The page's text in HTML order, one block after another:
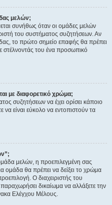
μελών;
συνήθως όταν οι ομάδες μελών
του συστήματος συζητήσεων. Αν
το πρώτο σημείο επαφής θα πρέπει
στέλνοντάς του ένα προσωπικό
με διαφορετικό χρώμα;
συζητήσεων να έχει ορίσει κάποιο
είναι εύκολο να εντοπιστούν τα
μελών, η προεπιλεγμένη σας
ομάδα θα πρέπει να δείξει το χρώμα
Ο διαχειριστής του
δικαίωμα να αλλάξετε την
Ελέγχου Μέλους.